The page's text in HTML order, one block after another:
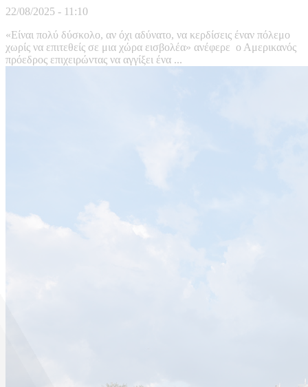
22/08/2025 - 11:10
«Είναι πολύ δύσκολο, αν όχι αδύνατο, να κερδίσεις έναν πόλεμο
χωρίς να επιτεθείς σε μια χώρα εισβολέα» ανέφερε ο Αμερικανός
πρόεδρος επιχειρώντας να αγγίξει ένα ...